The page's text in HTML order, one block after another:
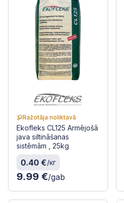
Ražotāja noliktavā
Ekofleks CL125 Armējošā
java siltināšanas
sistēmām , 25kg
0.40 €/кг
9.99 €/gab